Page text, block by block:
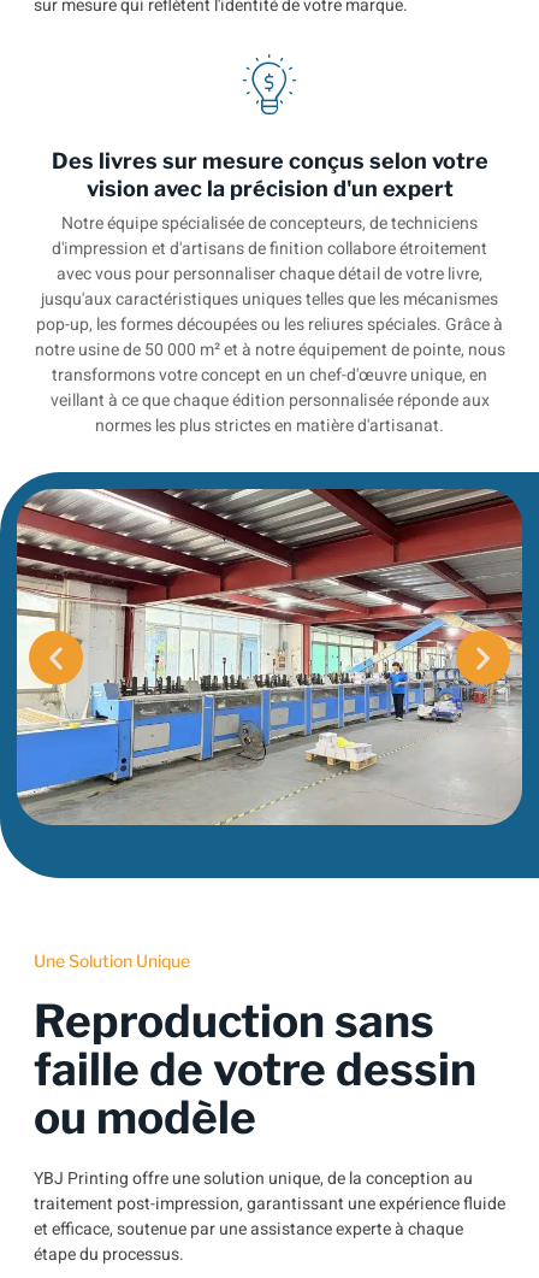
sur mesure qui reflètent l'identité de votre marque.
Des livres sur mesure conçus selon votre
vision avec la précision d'un expert
Notre équipe spécialisée de concepteurs, de techniciens
d'impression et d'artisans de finition collabore étroitement
avec vous pour personnaliser chaque détail de votre livre,
jusqu'aux caractéristiques uniques telles que les mécanismes
pop-up, les formes découpées ou les reliures spéciales. Grâce à
notre usine de 50 000 m² et à notre équipement de pointe, nous
transformons votre concept en un chef-d'œuvre unique, en
veillant à ce que chaque édition personnalisée réponde aux
normes les plus strictes en matière d'artisanat.
Une Solution Unique
Reproduction sans
faille de votre dessin
ou modèle
YBJ Printing offre une solution unique, de la conception au
traitement post-impression, garantissant une expérience fluide
et efficace, soutenue par une assistance experte à chaque
étape du processus.